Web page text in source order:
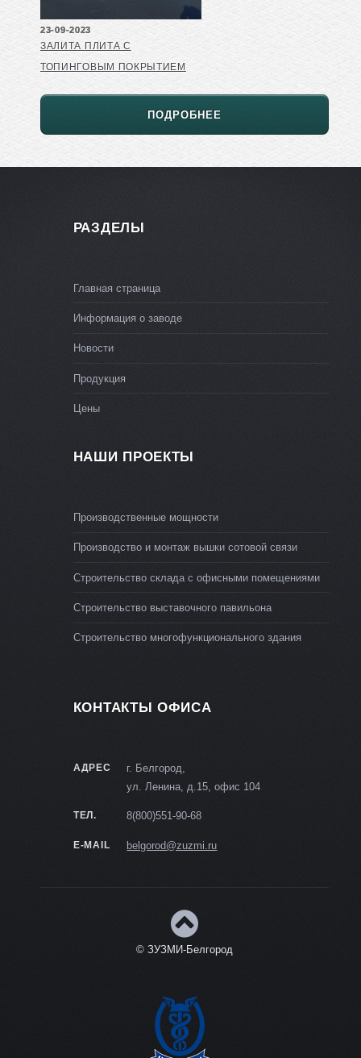
23-09-2023
ЗАЛИТА ПЛИТА С
ТОПИНГОВЫМ ПОКРЫТИЕМ
ПОДРОБНЕЕ
РАЗДЕЛЫ
Главная страница
Информация о заводе
Новости
Продукция
Цены
НАШИ ПРОЕКТЫ
Производственные мощности
Производство и монтаж вышки сотовой связи
Строительство склада с офисными помещениями
Строительство выставочного павильона
Строительство многофункционального здания
КОНТАКТЫ ОФИСА
АДРЕС
г. Белгород,
ул. Ленина, д.15, офис 104
ТЕЛ. 8(800)551-90-68
E-MAIL belgorod@zuzmi.ru
© ЗУЗМИ-Белгород